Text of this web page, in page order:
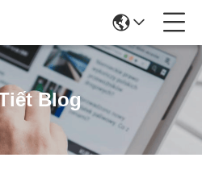
Blog